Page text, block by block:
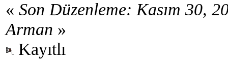
« Son Düzenleme: Kasım 30,
Arman »
Kayıtlı